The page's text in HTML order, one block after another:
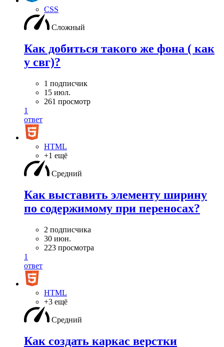
CSS
Сложный
Как добиться такого же фона ( как
у свг)?
1 подписчик
15 июл.
261 просмотр
1
ответ
HTML
+1 ещё
Средний
Как выставить элементу ширину
по содержимому при переносах?
2 подписчика
30 июн.
223 просмотра
1
ответ
HTML
+3 ещё
Средний
Как создать каркас верстки